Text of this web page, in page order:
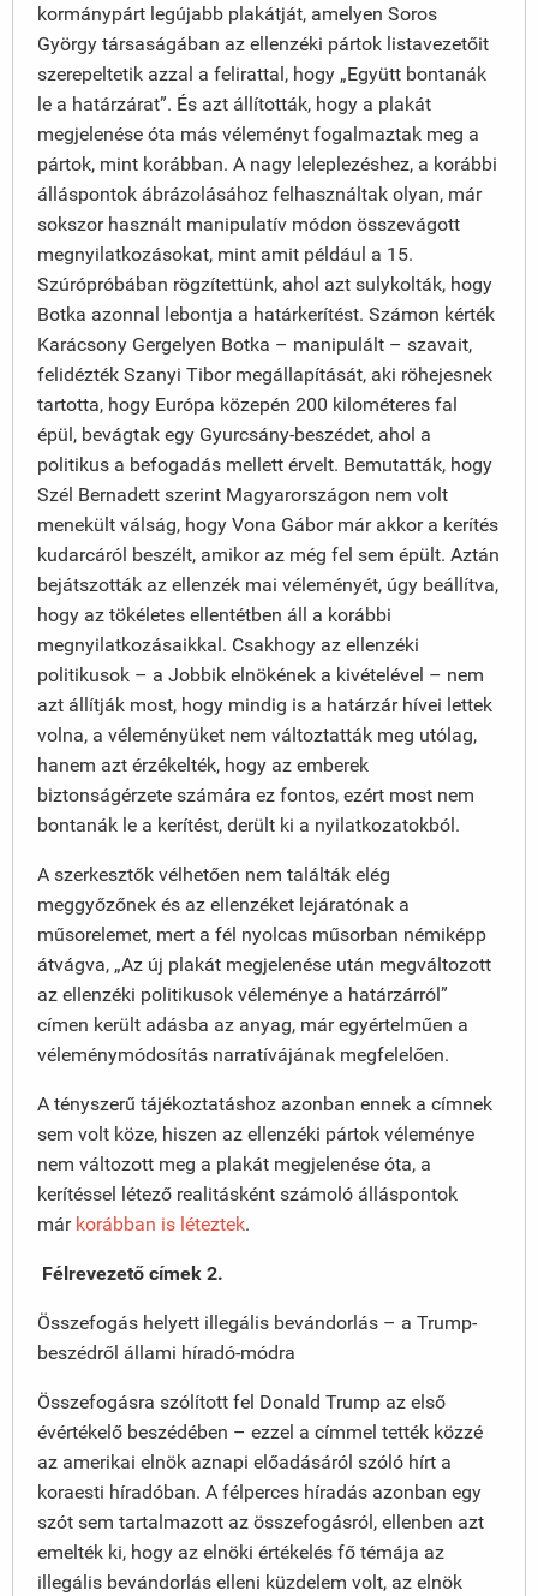
kormánypárt legújabb plakátját, amelyen Soros
György társaságában az ellenzéki pártok listavezetőit
szerepeltetik azzal a felirattal, hogy „Együtt bontanák
le a határzárat”. És azt állították, hogy a plakát
megjelenése óta más véleményt fogalmaztak meg a
pártok, mint korábban. A nagy leleplezéshez, a korábbi
álláspontok ábrázolásához felhasználtak olyan, már
sokszor használt manipulatív módon összevágott
megnyilatkozásokat, mint amit például a 15.
Szúrópróbában rögzítettünk, ahol azt sulykolták, hogy
Botka azonnal lebontja a határkerítést. Számon kérték
Karácsony Gergelyen Botka – manipulált – szavait,
felidézték Szanyi Tibor megállapítását, aki röhejesnek
tartotta, hogy Európa közepén 200 kilométeres fal
épül, bevágtak egy Gyurcsány-beszédet, ahol a
politikus a befogadás mellett érvelt. Bemutatták, hogy
Szél Bernadett szerint Magyarországon nem volt
menekült válság, hogy Vona Gábor már akkor a kerítés
kudarcáról beszélt, amikor az még fel sem épült. Aztán
bejátszották az ellenzék mai véleményét, úgy beállítva,
hogy az tökéletes ellentétben áll a korábbi
megnyilatkozásaikkal. Csakhogy az ellenzéki
politikusok – a Jobbik elnökének a kivételével – nem
azt állítják most, hogy mindig is a határzár hívei lettek
volna, a véleményüket nem változtatták meg utólag,
hanem azt érzékelték, hogy az emberek
biztonságérzete számára ez fontos, ezért most nem
bontanák le a kerítést, derült ki a nyilatkozatokból.
A szerkesztők vélhetően nem találták elég
meggyőzőnek és az ellenzéket lejáratónak a
műsorelemet, mert a fél nyolcas műsorban némiképp
átvágva, „Az új plakát megjelenése után megváltozott
az ellenzéki politikusok véleménye a határzárról”
címen került adásba az anyag, már egyértelműen a
véleménymódosítás narratívájának megfelelően.
A tényszerű tájékoztatáshoz azonban ennek a címnek
sem volt köze, hiszen az ellenzéki pártok véleménye
nem változott meg a plakát megjelenése óta, a
kerítéssel létező realitásként számoló álláspontok
már korábban is léteztek.
Félrevezető címek 2.
Összefogás helyett illegális bevándorlás – a Trump-
beszédről állami híradó-módra
Összefogásra szólított fel Donald Trump az első
évértékelő beszédében – ezzel a címmel tették közzé
az amerikai elnök aznapi előadásáról szóló hírt a
koraesti híradóban. A félperces híradás azonban egy
szót sem tartalmazott az összefogásról, ellenben azt
emelték ki, hogy az elnöki értékelés fő témája az
illegális bevándorlás elleni küzdelem volt, az elnök